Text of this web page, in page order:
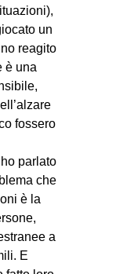
un
reagito
è una
fossero
parlato
che
è la
a
E